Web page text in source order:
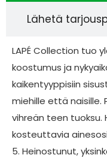
Lähetä
LAPÉ Collection tuo
koostumus ja
kaikentyyppisiin
miehille että naisille.
vihreän teen tuoksu.
kosteuttavia
5. Heinostunut,